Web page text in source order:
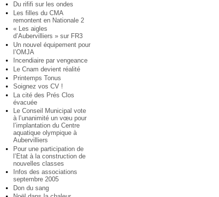
Du rififi sur les ondes
Les filles du CMA
remontent en Nationale 2
« Les aigles
d’Aubervilliers » sur FR3
Un nouvel équipement pour
l’OMJA
Incendiaire par vengeance
Le Cnam devient réalité
Printemps Tonus
Soignez vos CV !
La cité des Prés Clos
évacuée
Le Conseil Municipal vote
à l’unanimité un vœu pour
l’implantation du Centre
aquatique olympique à
Aubervilliers
Pour une participation de
l’Etat à la construction de
nouvelles classes
Infos des associations
septembre 2005
Don du sang